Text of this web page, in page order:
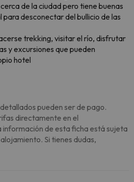
de la ciudad pero tiene buenas
para desconectar del bullicio de las
trekking, visitar el río, disfrutar
y excursiones que pueden
hotel
pueden ser de pago.
directamente en el
información de esta ficha está sujeta
Si tienes dudas,